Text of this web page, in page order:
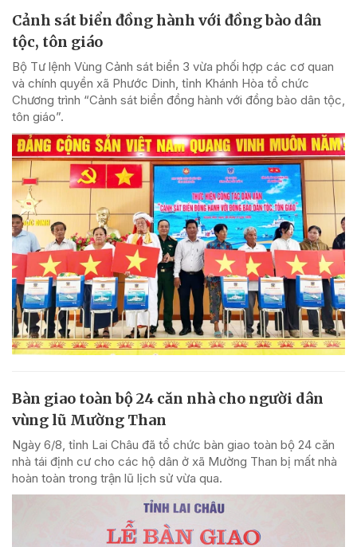
Cảnh sát biển đồng hành với đồng bào dân
tộc, tôn giáo
Bộ Tư lệnh Vùng Cảnh sát biển 3 vừa phối hợp các cơ quan
và chính quyền xã Phước Dinh, tỉnh Khánh Hòa tổ chức
Chương trình “Cảnh sát biển đồng hành với đồng bào dân tộc,
tôn giáo”.
Bàn giao toàn bộ 24 căn nhà cho người dân
vùng lũ Mường Than
Ngày 6/8, tỉnh Lai Châu đã tổ chức bàn giao toàn bộ 24 căn
nhà tái định cư cho các hộ dân ở xã Mường Than bị mất nhà
hoàn toàn trong trận lũ lịch sử vừa qua.